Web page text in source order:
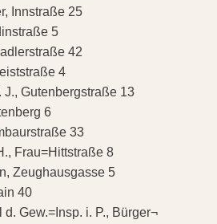
Innstraße 25
5
42
4
Gutenbergstraße 13
6
33
Frau=Hittstraße 8
Zeughausgasse 5
40
Gew.=Insp. i. P., Bürger¬